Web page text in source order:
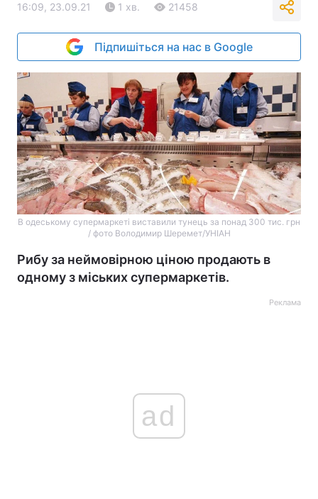
16:09, 23.09.21 1 хв. 21458
Підпишіться на нас в Google
В одеському супермаркеті виставили тунець за понад 300 тис. грн
/ фото Володимир Шеремет/УНІАН
Рибу за неймовірною ціною продають в
одному з міських супермаркетів.
Реклама
ad